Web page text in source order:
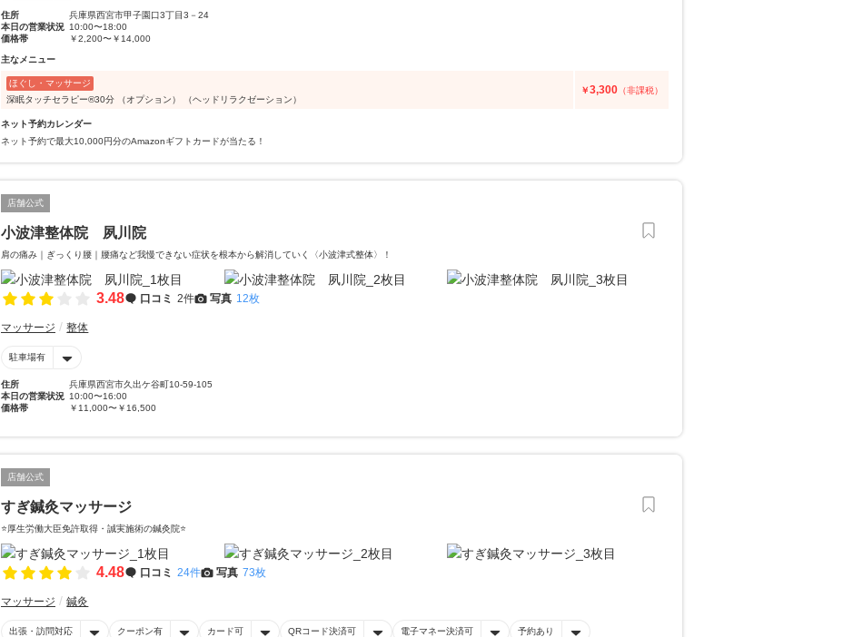
住所
兵庫県西宮市甲子園口3丁目3－24
本日の営業状況 10:00〜18:00
価格帯
￥2,200〜￥14,000
主なメニュー
ほぐし・マッサージ
深眠タッチセラピー®️30分 （オプション） （ヘッドリラクゼーション）
￥3,300 （非課税）
ネット予約カレンダー
ネット予約で最大10,000円分のAmazonギフトカードが当たる！
店舗公式
小波津整体院 夙川院
肩の痛み｜ぎっくり腰｜腰痛など我慢できない症状を根本から解消していく〈小波津式整体〉！
3.48 口コミ 2件 写真 12枚
マッサージ 整体
駐車場有
住所
兵庫県西宮市久出ケ谷町10-59-105
本日の営業状況 10:00〜16:00
価格帯
￥11,000〜￥16,500
店舗公式
すぎ鍼灸マッサージ
⭐️厚生労働大臣免許取得・誠実施術の鍼灸院⭐️
4.48 口コミ 24件 写真 73枚
マッサージ 鍼灸
出張・訪問対応 クーポン有 カード可 QRコード決済可 電子マネー決済可 予約あり